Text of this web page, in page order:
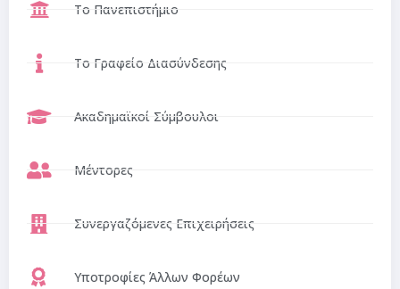
Το Πανεπιστήμιο
Το Γραφείο Διασύνδεσης
Ακαδημαϊκοί Σύμβουλοι
Μέντορες
Συνεργαζόμενες Επιχειρήσεις
Υποτροφίες Άλλων Φορέων